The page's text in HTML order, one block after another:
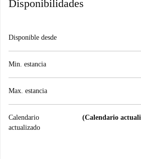
Disponibilidades
Disponible desde
Min. estancia
Max. estancia
Calendario
actualizado
(Calendario